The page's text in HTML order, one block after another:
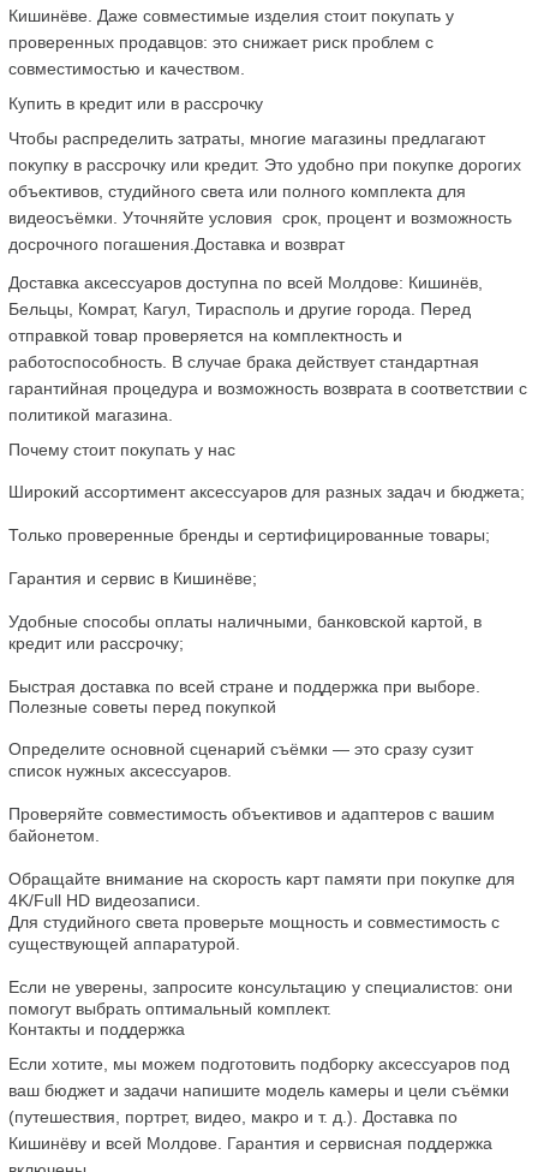
Кишинёве. Даже совместимые изделия стоит покупать у
проверенных продавцов: это снижает риск проблем с
совместимостью и качеством.
Купить в кредит или в рассрочку
Чтобы распределить затраты, многие магазины предлагают
покупку в рассрочку или кредит. Это удобно при покупке дорогих
объективов, студийного света или полного комплекта для
видеосъёмки. Уточняйте условия  срок, процент и возможность
досрочного погашения.Доставка и возврат
Доставка аксессуаров доступна по всей Молдове: Кишинёв,
Бельцы, Комрат, Кагул, Тирасполь и другие города. Перед
отправкой товар проверяется на комплектность и
работоспособность. В случае брака действует стандартная
гарантийная процедура и возможность возврата в соответствии с
политикой магазина.
Почему стоит покупать у нас
Широкий ассортимент аксессуаров для разных задач и бюджета;
Только проверенные бренды и сертифицированные товары;
Гарантия и сервис в Кишинёве;
Удобные способы оплаты наличными, банковской картой, в
кредит или рассрочку;
Быстрая доставка по всей стране и поддержка при выборе.
Полезные советы перед покупкой
Определите основной сценарий съёмки — это сразу сузит
список нужных аксессуаров.
Проверяйте совместимость объективов и адаптеров с вашим
байонетом.
Обращайте внимание на скорость карт памяти при покупке для
4K/Full HD видеозаписи.
Для студийного света проверьте мощность и совместимость с
существующей аппаратурой.
Если не уверены, запросите консультацию у специалистов: они
помогут выбрать оптимальный комплект.
Контакты и поддержка
Если хотите, мы можем подготовить подборку аксессуаров под
ваш бюджет и задачи напишите модель камеры и цели съёмки
(путешествия, портрет, видео, макро и т. д.). Доставка по
Кишинёву и всей Молдове. Гарантия и сервисная поддержка